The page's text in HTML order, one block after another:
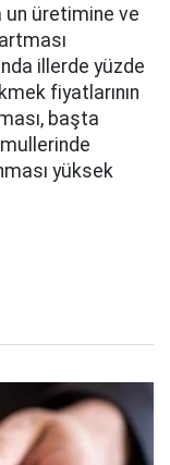
un üretimine ve
illerde yüzde
fiyatlarının
başta
yüksek